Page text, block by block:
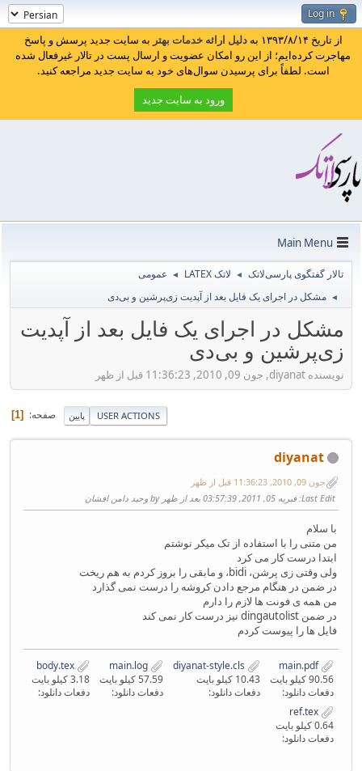
Log in
از تاریخ ۱۳۹۳/۸/۱۴ به دلیل ارائه خدمات بهتر به سایت جدید پرسش و پاسخ
مهاجرت کرده‌ایم؛ از این رو امکان عضویت و ارسال پست در تالار غیرفعال شده
است. لطفاً برای پرسیدن سوال‌های خود به سایت جدید مراجعه کنید.
ورود به سایت جدید
Main Menu
تالار گفتگوی پارسی‌لاتک ◄ لاتک LATEX ◄ عمومی
◄ مشکل در اجرای یک فایل بعد از آپدیت زی‌پرشین و بی‌دی
مشکل در اجرای یک فایل بعد از آپدیت
زی‌پرشین و بی‌دی
نویسنده diyanat, جون 09, 2010, 11:36:23 قبل از ظهر
پایین صفحه 1 USER ACTIONS
diyanat
جون 09, 2010, 11:36:23 قبل از ظهر
Last Edit: فبریه 05, 2011, 03:57:39 بعد از ظهر by وحید دامن افشان
با سلام
من متنی را با استفاده از تک میکر نوشتم
ابتدا درست کار می کرد
ولی وقتی زی پرشن، bidi، و مابقی را بروز کردم به هم ریخت
در ضمن در هنگام مرجع دادن کروشه را درست نمی گذارد
من همه ی فونت ها لازم را دارم
در ضمن dingautolist نیز درست کار نمی کند
فایل ها را پیوست کردم
main.pdf
90.56 کیلو بایت
دفعات دانلود:
10.43 کیلو بایت
دفعات دانلود:
57.59 کیلو بایت
دفعات دانلود:
3.18 کیلو بایت
دفعات دانلود:
0.64 کیلو بایت
دفعات دانلود: